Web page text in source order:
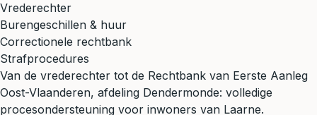
Vrederechter
Burengeschillen & huur
Correctionele rechtbank
Strafprocedures
Van de vrederechter tot de Rechtbank van Eerste Aanleg
Oost-Vlaanderen, afdeling Dendermonde: volledige
procesondersteuning voor inwoners van Laarne.